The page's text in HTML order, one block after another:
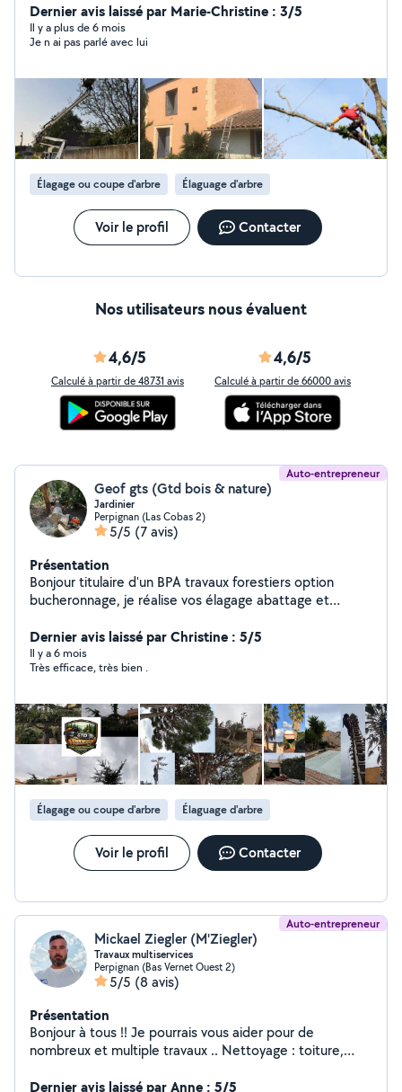
Dernier avis laissé par Marie-Christine : 3/5
Il y a plus de 6 mois
Je n ai pas parlé avec lui
Élagage ou coupe d'arbre Élaguage d'arbre
Voir le profil Contacter
Nos utilisateurs nous évaluent
4,6/5
Calculé à partir de 48731 avis
4,6/5
Calculé à partir de 66000 avis
Auto-entrepreneur
Geof gts (Gtd bois & nature)
Jardinier
Perpignan (Las Cobas 2)
5/5 (7 avis)
Présentation
Bonjour titulaire d'un BPA travaux forestiers option
bucheronnage, je réalise vos élagage abattage et
Dernier avis laissé par Christine : 5/5
Il y a 6 mois
Très efficace, très bien .
Élagage ou coupe d'arbre Élaguage d'arbre
Voir le profil Contacter
Auto-entrepreneur
Mickael Ziegler (M'Ziegler)
Travaux multiservices
Perpignan (Bas Vernet Ouest 2)
5/5 (8 avis)
Présentation
Bonjour à tous !! Je pourrais vous aider pour de
nombreux et multiple travaux .. Nettoyage : toiture,
extérieur, toiture, façade, mur, plafond, murette,
Dernier avis laissé par Anne : 5/5